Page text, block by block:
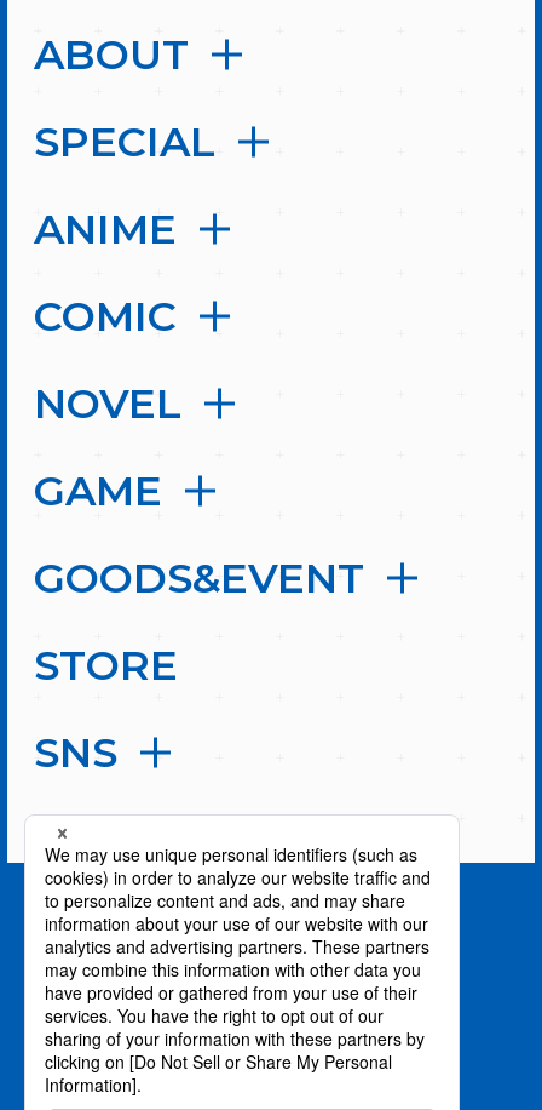
ABOUT
SPECIAL
ANIME
COMIC
NOVEL
GAME
GOODS&EVENT
STORE
SNS
PAGE TOP